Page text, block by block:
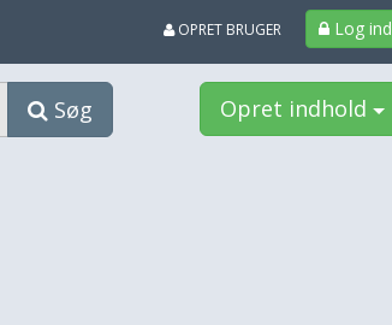
Log ind
OPRET BRUGER
Søg Opret indhold